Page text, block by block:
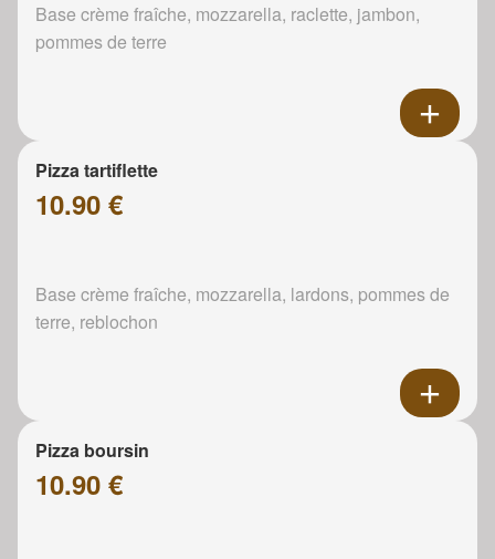
Base crème fraîche, mozzarella, raclette, jambon,
pommes de terre
Pizza tartiflette
10.90 €
Base crème fraîche, mozzarella, lardons, pommes de
terre, reblochon
Pizza boursin
10.90 €